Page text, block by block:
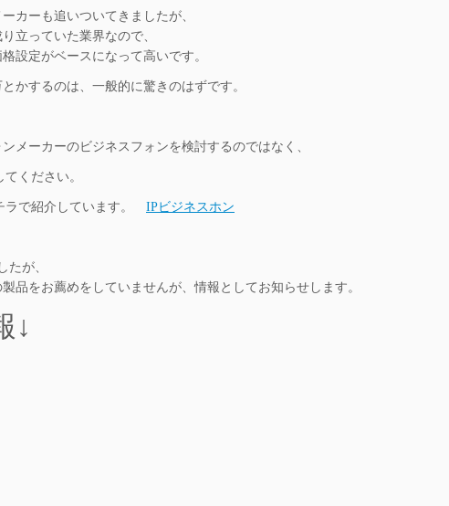
カーも追いついてきましたが、
立っていた業界なので、
設定がベースになって高いです。
かするのは、一般的に驚きのはずです。
メーカーのビジネスフォンを検討するのではなく、
ください。
ラで紹介しています。 IPビジネスホン
たが、
品をお薦めをしていませんが、情報としてお知らせします。
↓